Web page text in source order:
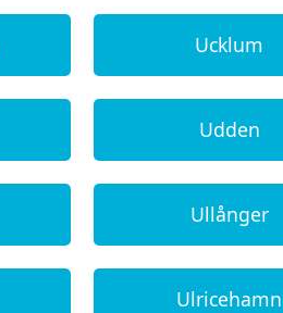
Ucklum
Udden
Ullånger
Ulricehamn